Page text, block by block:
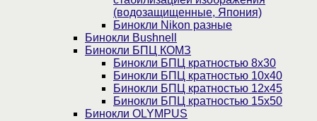
(водозащищенные, Япония)
Бинокли Nikon разные
Бинокли Bushnell
Бинокли БПЦ КОМЗ
Бинокли БПЦ кратностью 8х30
Бинокли БПЦ кратностью 10х40
Бинокли БПЦ кратностью 12х45
Бинокли БПЦ кратностью 15х50
Бинокли OLYMPUS